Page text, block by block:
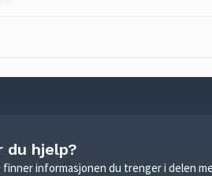
du hjelp?
finner informasjonen du trenger i delen